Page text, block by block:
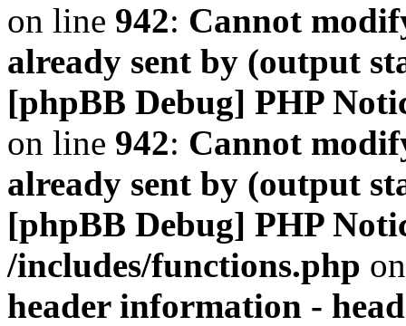
on line 942: Cannot
already sent by (output
[phpBB Debug] PHP
on line 942: Cannot
already sent by (output
[phpBB Debug] PHP
/includes/functions.php
header information -